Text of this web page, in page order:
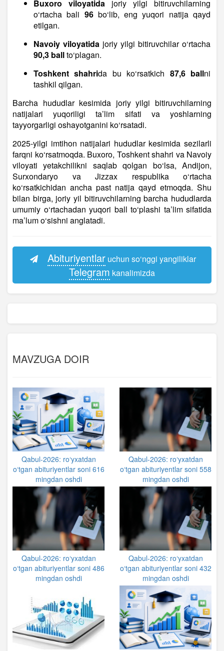
Buxoro viloyatida joriy yilgi bitiruvchilarning
o‘rtacha bali 96bo‘lib, eng yuqori natija qayd
etilgan.
Navoiy viloyatida joriy yilgi bitiruvchilar o‘rtacha
90,3 ballto‘plagan.
Toshkent shahrida bu ko‘rsatkich 87,6 ballni
tashkil qilgan.
Barcha hududlar kesimida joriy yilgi bitiruvchilarning
natijalari yuqoriligi ta’lim sifati va yoshlarning
tayyorgarligi oshayotganini ko‘rsatadi.
2025-yilgi imtihon natijalari hududlar kesimida sezilarli
farqni ko‘rsatmoqda. Buxoro, Toshkent shahri va Navoiy
viloyati yetakchilikni saqlab qolgan bo‘lsa, Andijon,
Surxondaryo va Jizzax respublika o‘rtacha
ko‘rsatkichidan ancha past natija qayd etmoqda. Shu
bilan birga, joriy yil bitiruvchilarning barcha hududlarda
umumiy o‘rtachadan yuqori ball to‘plashi ta’lim sifatida
ma’lum o‘sishni anglatadi.
Abituriyentlaruchun so‘nggi yangiliklar
Telegram kanalimizda
MAVZUGA DOIR
Qabul-2026: ro‘yxatdan
o‘tgan abituriyentlar soni 616
mingdan oshdi
Qabul-2026: ro‘yxatdan
o‘tgan abituriyentlar soni 558
mingdan oshdi
Qabul-2026: ro‘yxatdan
o‘tgan abituriyentlar soni 486
mingdan oshdi
Qabul-2026: ro‘yxatdan
o‘tgan abituriyentlar soni 432
mingdan oshdi